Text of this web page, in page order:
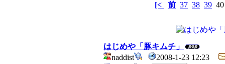
[< 前 37 38 39
はじめや「豚キムチ」
naddist
2008-1-23 12:23